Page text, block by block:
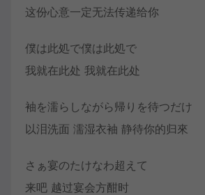
这份心意一定无法传递给你
僕は此処で僕は此処で
我就在此处 我就在此处
袖を濡らしながら帰りを待つだけ
以泪洗面 濡湿衣袖 静待你的归來
さぁ宴のたけなわ超えて
来吧 越过宴会方酣时